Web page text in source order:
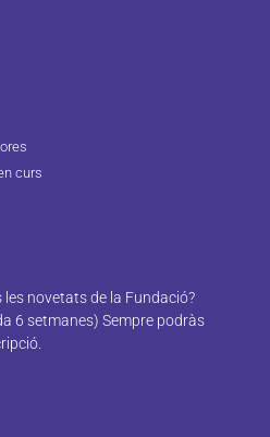
curs
novetats de la Fundació?
6 setmanes) Sempre podràs